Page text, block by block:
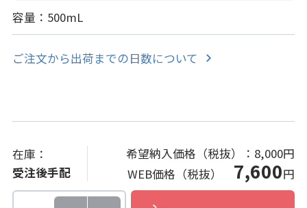
容量：500mL
ご注文から出荷までの日数について
在庫：
受注後手配
希望納入価格（税抜）： 8,000円
WEB価格（税抜） 7,600円